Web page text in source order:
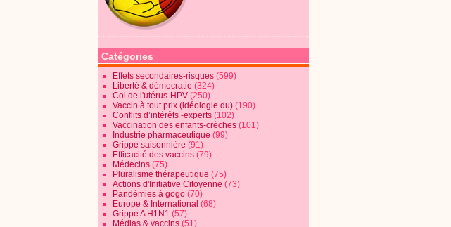
Catégories
Effets secondaires-risques (599)
Liberté & démocratie (324)
Col de l'utérus-HPV (250)
Vaccin à tout prix (idéologie du) (190)
Conflits d’intérêts -experts (102)
Vaccination des enfants-crèches (101)
Industrie pharmaceutique (99)
Grippe saisonnière (91)
Efficacité des vaccins (79)
Médecins (75)
Pluralisme thérapeutique (75)
Actions d'Initiative Citoyenne (73)
Pandémies à gogo (70)
Europe & International (68)
Grippe A H1N1 (57)
Médias & vaccins (51)